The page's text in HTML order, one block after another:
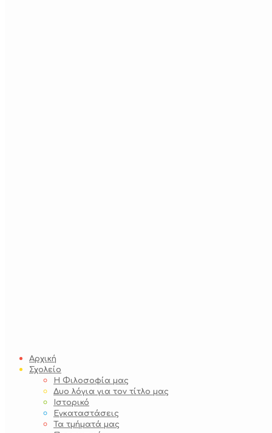
Αρχική
Σχολείο
Η Φιλοσοφία μας
Δυο λόγια για τον τίτλο μας
Ιστορικό
Εγκαταστάσεις
Τα τμήματά μας